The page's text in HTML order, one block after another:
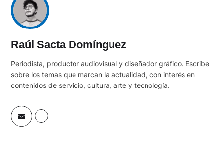
Raúl Sacta Domínguez
Periodista, productor audiovisual y diseñador gráfico. Escribe
sobre los temas que marcan la actualidad, con interés en
contenidos de servicio, cultura, arte y tecnología.